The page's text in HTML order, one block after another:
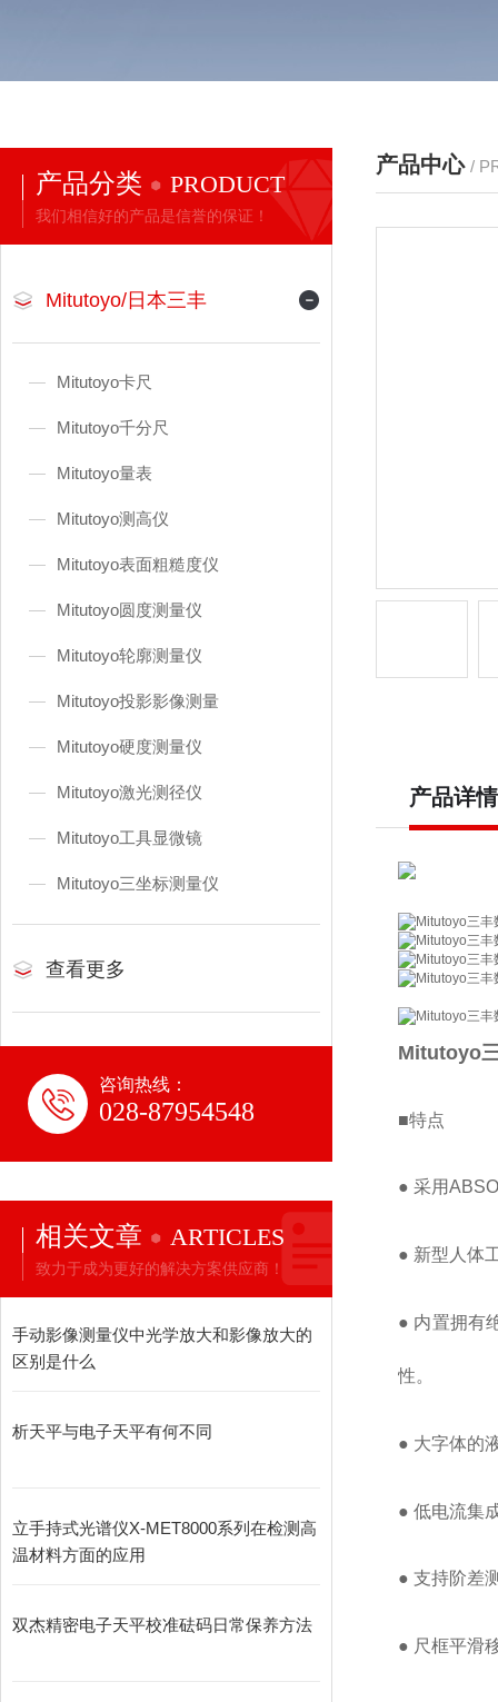
产品分类 PRODUCT
我们相信好的产品是信誉的保证！
Mitutoyo/日本三丰
Mitutoyo卡尺
Mitutoyo千分尺
Mitutoyo量表
Mitutoyo测高仪
Mitutoyo表面粗糙度仪
Mitutoyo圆度测量仪
Mitutoyo轮廓测量仪
Mitutoyo投影影像测量
Mitutoyo硬度测量仪
Mitutoyo激光测径仪
Mitutoyo工具显微镜
Mitutoyo三坐标测量仪
查看更多
咨询热线：
028-87954548
相关文章 ARTICLES
致力于成为更好的解决方案供应商！
手动影像测量仪中光学放大和影像放大的
区别是什么
析天平与电子天平有何不同
立手持式光谱仪X-MET8000系列在检测高
温材料方面的应用
双杰精密电子天平校准砝码日常保养方法
产品中心 /
产品详情
Mitutoyo
■特点
● 采用
● 新型人体
● 内置拥有
性。
● 大字体的
● 低电流集
● 支持阶差
● 尺框平滑